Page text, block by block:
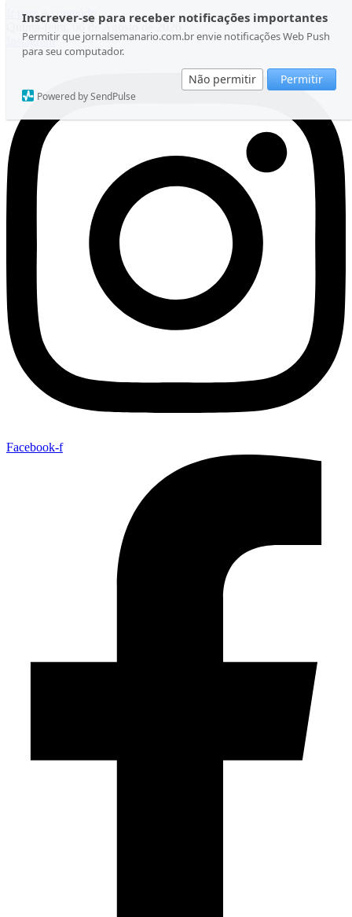
Inscrever-se para receber notificações importantes
Permitir que jornalsemanario.com.br envie notificações Web Push
para seu computador.
Não permitir Permitir
Powered by SendPulse
Ir para o conteúdo
Quinta-feira, 06 de Agosto de 2026
Instagram
Facebook-f